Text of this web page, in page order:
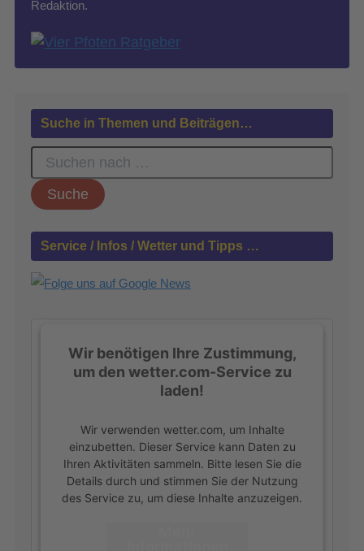
Redaktion.
Suche in Themen und Beiträgen…
S
c
h
n
c
Service / Infos / Wetter und Tipps …
Wir benötigen Ihre Zustimmung,
um den wetter.com-Service zu
laden!
Wir verwenden wetter.com, um Inhalte
einzubetten. Dieser Service kann Daten zu
Ihren Aktivitäten sammeln. Bitte lesen Sie die
Details durch und stimmen Sie der Nutzung
des Service zu, um diese Inhalte anzuzeigen.